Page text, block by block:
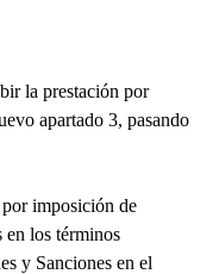
la prestación por
apartado 3, pasando
imposición de
en los términos
y Sanciones en el